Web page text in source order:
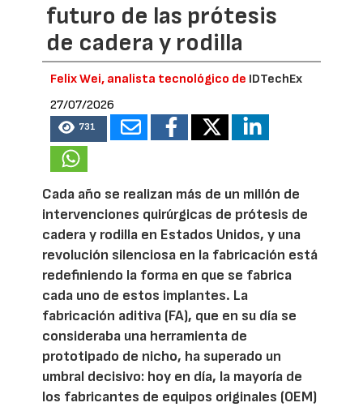
futuro de las prótesis
de cadera y rodilla
Felix Wei, analista tecnológico de IDTechEx
27/07/2026
731
Cada año se realizan más de un millón de
intervenciones quirúrgicas de prótesis de
cadera y rodilla en Estados Unidos, y una
revolución silenciosa en la fabricación está
redefiniendo la forma en que se fabrica
cada uno de estos implantes. La
fabricación aditiva (FA), que en su día se
consideraba una herramienta de
prototipado de nicho, ha superado un
umbral decisivo: hoy en día, la mayoría de
los fabricantes de equipos originales (OEM)